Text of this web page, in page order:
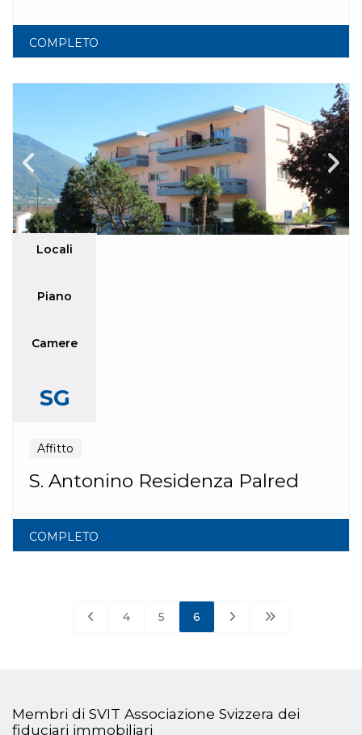
COMPLETO
Locali
Piano
Camere
SG
Affitto
S. Antonino Residenza Palred
COMPLETO
4 5 6
Membri di SVIT Associazione Svizzera dei
fiduciari immobiliari